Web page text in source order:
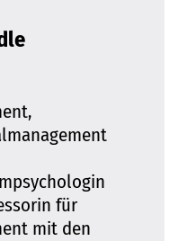
für
mit den